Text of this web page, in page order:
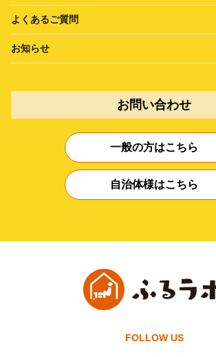
よくあるご質問
お知らせ
お問い合わせ
一般の方はこちら
自治体様はこちら
FOLLOW US